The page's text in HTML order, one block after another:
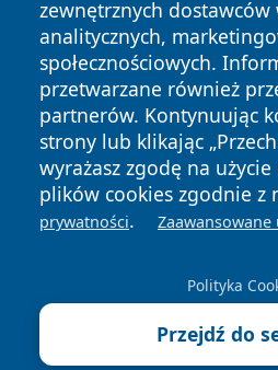
zewnętrznych dostawców
analitycznych,
społecznościowych.
przetwarzane również
partnerów. Kontynuując
strony lub klikając
wyrażasz zgodę na
plików cookies zgodnie z
prywatności. Zaawansowane
Polityka
Przejdź do
Copyright © 2026
zastrzeżone.
News Autorzy
Polityka
Prywatności